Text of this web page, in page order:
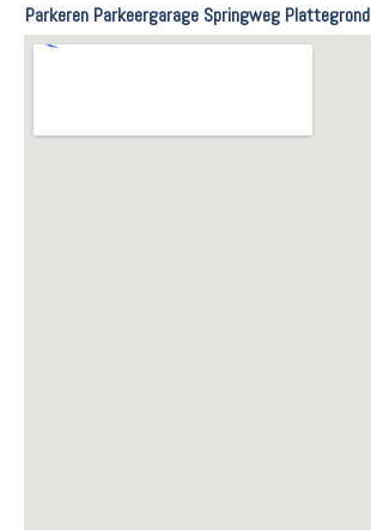
Parkeren Parkeergarage Springweg Plattegrond